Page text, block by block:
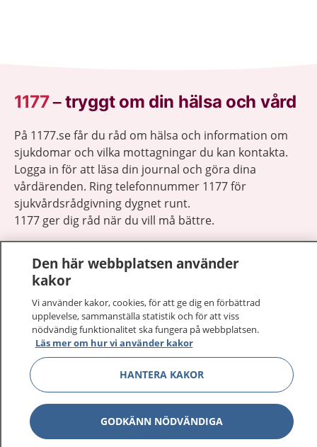
1177–tryggt om din hälsa och vård
På 1177.se får du råd om hälsa och information om
sjukdomar och vilka mottagningar du kan kontakta.
Logga in för att läsa din journal och göra dina
vårdärenden. Ring telefonnummer 1177 för
sjukvårdsrådgivning dygnet runt.
1177 ger dig råd när du vill må bättre.
1177 på flera språk
Kontakt Visa
Behandling av personuppgifter
Den här webbplatsen använder
kakor
Vi använder kakor, cookies, för att ge dig en förbättrad
upplevelse, sammanställa statistik och för att viss
nödvändig funktionalitet ska fungera på webbplatsen.
Läs mer om hur vi använder kakor
HANTERA KAKOR
GODKÄNN NÖDVÄNDIGA